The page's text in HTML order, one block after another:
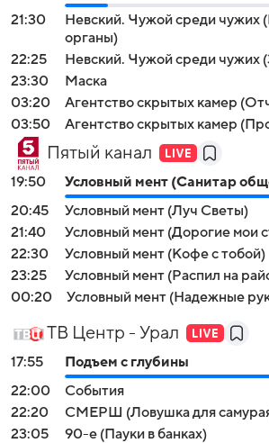
21:30
Невский. Чужой среди чужих
органы)
22:25
Невский. Чужой среди чужих
23:30
Маска
03:20
Агентство скрытых камер
03:50
Агентство скрытых камер
Пятый канал
19:50
Условный мент (Санитар
20:45
Условный мент (Луч Светы)
21:40
Условный мент (Дорогие мои
22:30
Условный мент (Кофе с тобой)
23:25
Условный мент (Распил на
00:20
Условный мент (Надежные
ТВ Центр - Урал
17:55
Подъем с глубины
22:00
События
22:20
СМЕРШ (Ловушка для
23:05
90-е (Пауки в банках)